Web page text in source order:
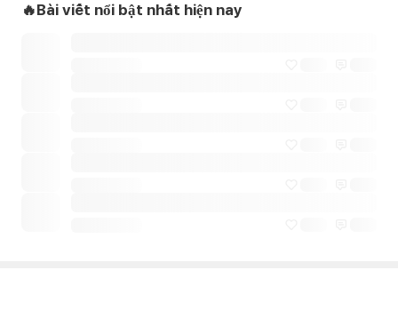
🔥Bài viết nổi bật nhất hiện nay